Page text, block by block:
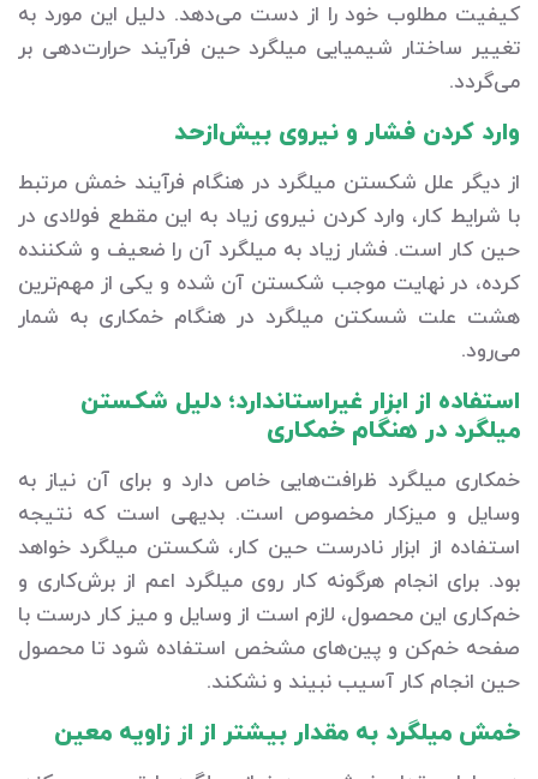
کیفیت مطلوب خود را از دست می‌دهد. دلیل این مورد به
تغییر ساختار شیمیایی میلگرد حین فرآیند حرارت‌دهی بر
می‌گردد.
وارد کردن فشار و نیروی بیش‌ازحد
از دیگر علل شکستن میلگرد در هنگام فرآیند خمش مرتبط
با شرایط کار، وارد کردن نیروی زیاد به این مقطع فولادی در
حین کار است. فشار زیاد به میلگرد آن را ضعیف و شکننده
کرده، در نهایت موجب شکستن آن شده و یکی از مهم‌ترین
هشت علت شسکتن میلگرد در هنگام خمکاری به شمار
می‌رود.
استفاده از ابزار غیراستاندارد؛ دلیل شکستن
میلگرد در هنگام خمکاری
خمکاری میلگرد ظرافت‌هایی خاص دارد و برای آن نیاز به
وسایل و میزکار مخصوص است. بدیهی است که نتیجه
استفاده از ابزار نادرست حین کار، شکستن میلگرد خواهد
بود. برای انجام هرگونه کار روی میلگرد اعم از برش‌کاری و
خم‌کاری این محصول، لازم است از وسایل و میز کار درست با
صفحه خم‌کن و پین‌های مشخص استفاده شود تا محصول
حین انجام کار آسیب نبیند و نشکند.
خمش میلگرد به مقدار بیشتر از از زاویه معین